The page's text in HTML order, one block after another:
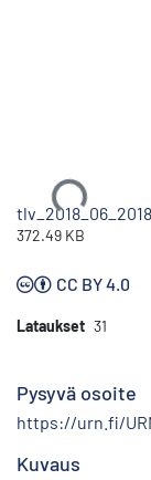
Ladataan...
372.49 KB
CC BY 4.0
Lataukset 31
Pysyvä osoite
https://urn.fi/
Kuvaus